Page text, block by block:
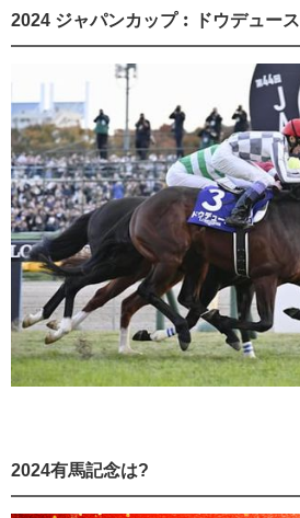
2024 ジャパンカップ︰ドウデュース
2024有馬記念は?